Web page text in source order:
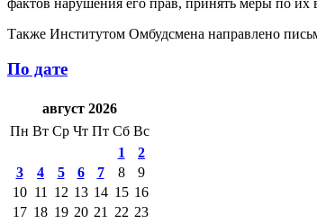
Также Институтом Омбудсмена направлено
По дате
август 2026
Пн Вт Ср Чт Пт Сб Вс
1
2
3
4 5 6 7 8
9
10 11 12 13 14 15 16
17 18 19 20 21 22 23